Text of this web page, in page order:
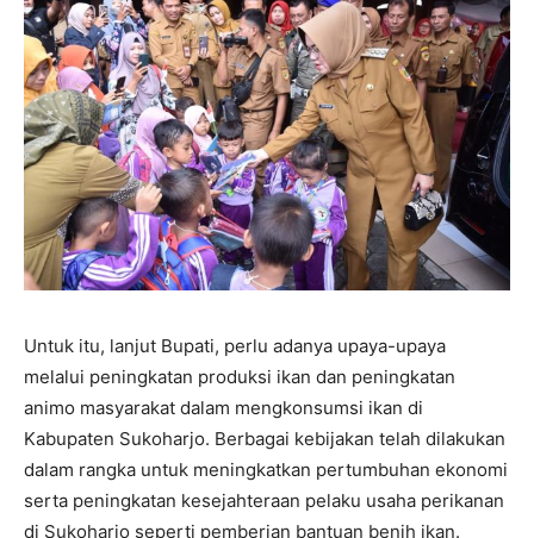
Untuk itu, lanjut Bupati, perlu adanya upaya-upaya
melalui peningkatan produksi ikan dan peningkatan
animo masyarakat dalam mengkonsumsi ikan di
Kabupaten Sukoharjo. Berbagai kebijakan telah dilakukan
dalam rangka untuk meningkatkan pertumbuhan ekonomi
serta peningkatan kesejahteraan pelaku usaha perikanan
di Sukoharjo seperti pemberian bantuan benih ikan.